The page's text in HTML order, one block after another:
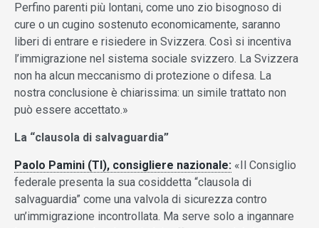
Perfino parenti più lontani, come uno zio bisognoso di
cure o un cugino sostenuto economicamente, saranno
liberi di entrare e risiedere in Svizzera. Così si incentiva
l’immigrazione nel sistema sociale svizzero. La Svizzera
non ha alcun meccanismo di protezione o difesa. La
nostra conclusione è chiarissima: un simile trattato non
può essere accettato.»
La “clausola di salvaguardia”
Paolo Pamini (TI), consigliere nazionale: «Il Consiglio
federale presenta la sua cosiddetta “clausola di
salvaguardia” come una valvola di sicurezza contro
un’immigrazione incontrollata. Ma serve solo a ingannare